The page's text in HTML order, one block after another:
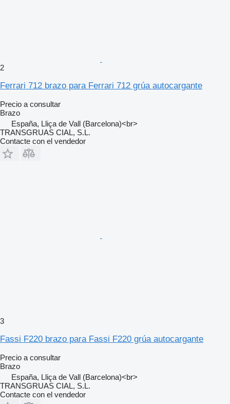
2
Ferrari 712 brazo para Ferrari 712 grúa autocargante
Precio a consultar
Brazo
España, Lliça de Vall (Barcelona)<br>
TRANSGRUAS CIAL, S.L.
Contacte con el vendedor
3
Fassi F220 brazo para Fassi F220 grúa autocargante
Precio a consultar
Brazo
España, Lliça de Vall (Barcelona)<br>
TRANSGRUAS CIAL, S.L.
Contacte con el vendedor